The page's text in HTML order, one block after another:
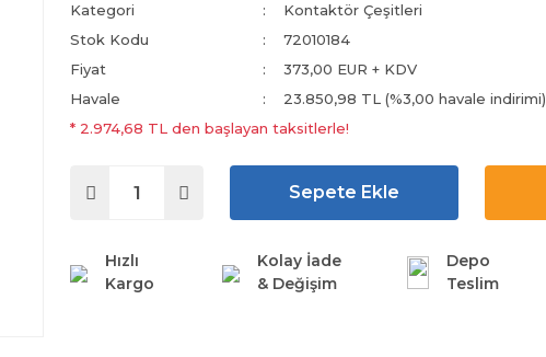
Kategori
Kontaktör Çeşitleri
Stok Kodu
72010184
Fiyat
373,00 EUR + KDV
Havale
23.850,98 TL (%3,00 havale indirimi)
* 2.974,68 TL den başlayan taksitlerle!
Sepete Ekle
Hızlı
Kargo
Kolay İade
& Değişim
Depo
Teslim